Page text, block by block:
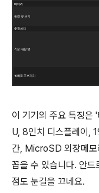
이 기기의 주요 특징은
U, 8인치 디스플레이,
간, MicroSD 외장메모
꼽을 수 있습니다. 안
점도 눈길을 끄네요.